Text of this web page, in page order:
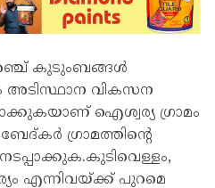
അഞ്ച് കുടുംബങ്ങൾ
അടിസ്ഥാന വികസന
ഐശ്വര്യ ഗ്രാമം
ഗ്രാമത്തിന്റെ
എന്നിവയ്ക്ക് പുറമെ